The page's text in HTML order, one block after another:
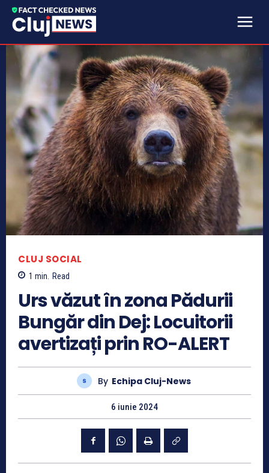
CLUJ SOCIAL
1 min. Read
Urs văzut în zona Pădurii
Bungăr din Dej: Locuitorii
avertizați prin RO-ALERT
By Echipa Cluj-News
6 iunie 2024